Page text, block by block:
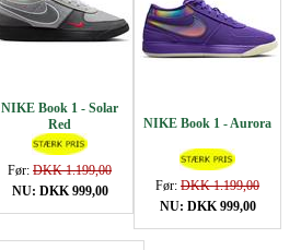
NIKE Book 1 - Solar
Red
Før: DKK 1.199,00
NU: DKK 999,00
NIKE Book 1 - Aurora
Før: DKK 1.199,00
NU: DKK 999,00